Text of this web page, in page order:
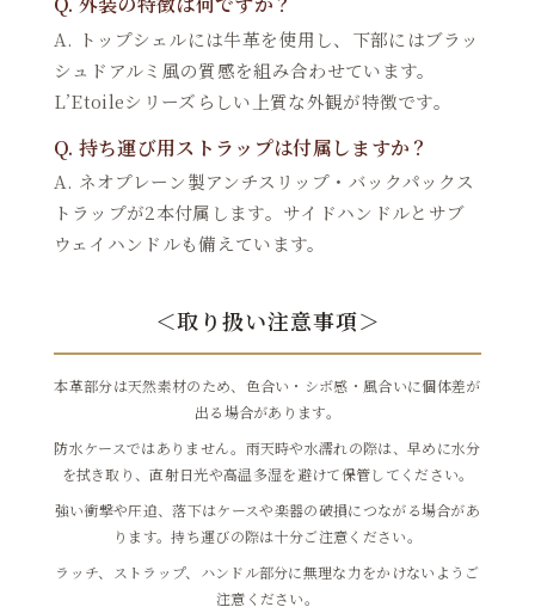
A. トップシェルには牛革を使用し、下部にはブラッ
シュドアルミ風の質感を組み合わせています。
L’Etoileシリーズらしい上質な外観が特徴です。
Q. 持ち運び用ストラップは付属しますか？
A. ネオプレーン製アンチスリップ・バックパックス
トラップが2本付属します。サイドハンドルとサブ
ウェイハンドルも備えています。
＜取り扱い注意事項＞
本革部分は天然素材のため、色合い・シボ感・風合いに個体差が
出る場合があります。
防水ケースではありません。雨天時や水濡れの際は、早めに水分
を拭き取り、直射日光や高温多湿を避けて保管してください。
強い衝撃や圧迫、落下はケースや楽器の破損につながる場合があ
ります。持ち運びの際は十分ご注意ください。
ラッチ、ストラップ、ハンドル部分に無理な力をかけないようご
注意ください。